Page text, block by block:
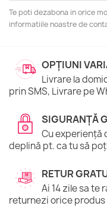
Te poti dezabona in orice
informatiile noastre de
OPȚIUNI
Livrare la
prin SMS, Livrare pe
SIGURANȚĂ
Cu experiență
deplină pt. ca tu să
RETUR
Ai 14 zile sa te
returnezi orice